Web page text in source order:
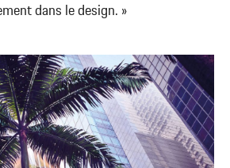
dans le design. »